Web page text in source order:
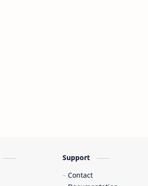
Support
Contact